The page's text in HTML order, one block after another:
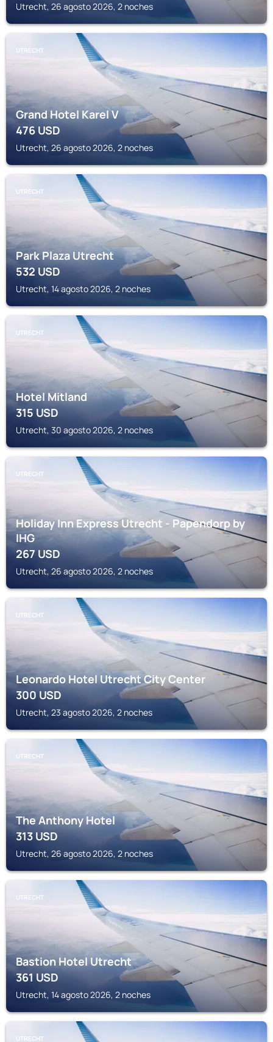
Utrecht, 26 agosto 2026, 2 noches
UTRECHT
Grand Hotel Karel V
476USD
Utrecht, 26 agosto 2026, 2 noches
UTRECHT
Park Plaza Utrecht
532USD
Utrecht, 14 agosto 2026, 2 noches
UTRECHT
Hotel Mitland
315USD
Utrecht, 30 agosto 2026, 2 noches
UTRECHT
Holiday Inn Express Utrecht - Papendorp by
IHG
267USD
Utrecht, 26 agosto 2026, 2 noches
UTRECHT
Leonardo Hotel Utrecht City Center
300USD
Utrecht, 23 agosto 2026, 2 noches
UTRECHT
The Anthony Hotel
313USD
Utrecht, 26 agosto 2026, 2 noches
UTRECHT
Bastion Hotel Utrecht
361USD
Utrecht, 14 agosto 2026, 2 noches
UTRECHT